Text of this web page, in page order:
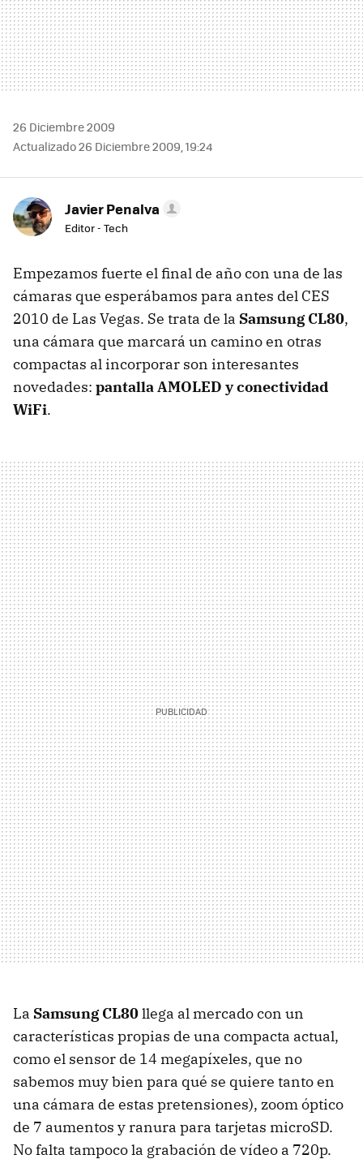
26 Diciembre 2009
Actualizado 26 Diciembre 2009, 19:24
Javier Penalva
Editor - Tech
Empezamos fuerte el final de año con una de las
cámaras que esperábamos para antes del CES
2010 de Las Vegas. Se trata de la Samsung CL80,
una cámara que marcará un camino en otras
compactas al incorporar son interesantes
novedades: pantalla AMOLED y conectividad
WiFi.
La Samsung CL80llega al mercado con un
características propias de una compacta actual,
como el sensor de 14 megapíxeles, que no
sabemos muy bien para qué se quiere tanto en
una cámara de estas pretensiones), zoom óptico
de 7 aumentos y ranura para tarjetas microSD.
No falta tampoco la grabación de vídeo a 720p.